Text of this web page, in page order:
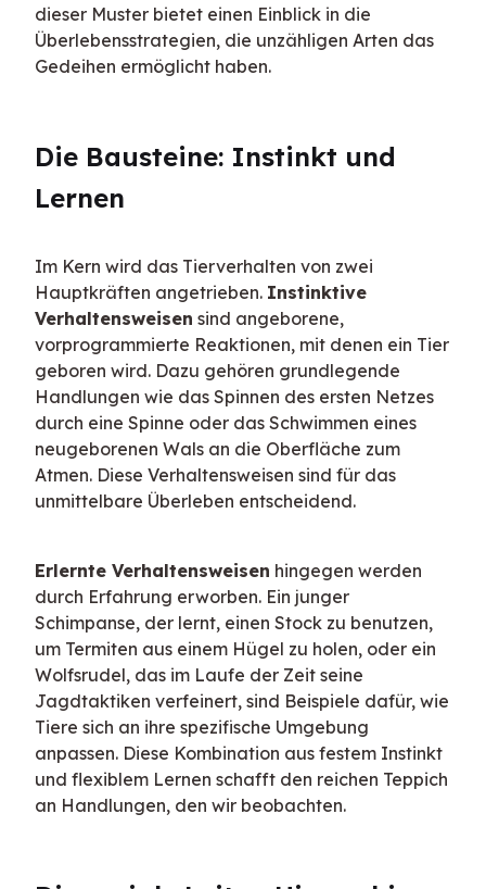
dieser Muster bietet einen Einblick in die
Überlebensstrategien, die unzähligen Arten das
Gedeihen ermöglicht haben.
Die Bausteine: Instinkt und
Lernen
Im Kern wird das Tierverhalten von zwei
Hauptkräften angetrieben. Instinktive
Verhaltensweisen sind angeborene,
vorprogrammierte Reaktionen, mit denen ein Tier
geboren wird. Dazu gehören grundlegende
Handlungen wie das Spinnen des ersten Netzes
durch eine Spinne oder das Schwimmen eines
neugeborenen Wals an die Oberfläche zum
Atmen. Diese Verhaltensweisen sind für das
unmittelbare Überleben entscheidend.
Erlernte Verhaltensweisen hingegen werden
durch Erfahrung erworben. Ein junger
Schimpanse, der lernt, einen Stock zu benutzen,
um Termiten aus einem Hügel zu holen, oder ein
Wolfsrudel, das im Laufe der Zeit seine
Jagdtaktiken verfeinert, sind Beispiele dafür, wie
Tiere sich an ihre spezifische Umgebung
anpassen. Diese Kombination aus festem Instinkt
und flexiblem Lernen schafft den reichen Teppich
an Handlungen, den wir beobachten.